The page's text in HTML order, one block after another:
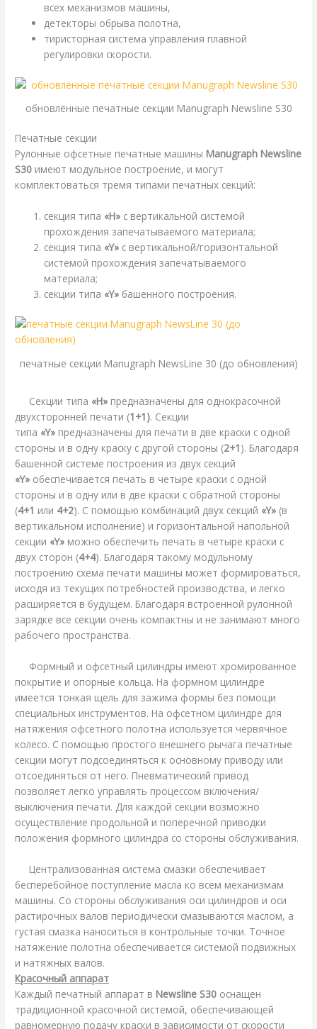
всех механизмов машины,
детекторы обрыва полотна,
тиристорная система управления плавной
регулировки скорости.
обновлённые печатные секции Manugraph Newsline S30
Печатные секции
Рулонные офсетные печатные машины Manugraph Newsline
S30 имеют модульное построение, и могут
комплектоваться тремя типами печатных секций:
секция типа «H» с вертикальной системой
прохождения запечатываемого материала;
секция типа «Y» с вертикальной/горизонтальной
системой прохождения запечатываемого
материала;
секции типа «Y» башенного построения.
печатные секции Manugraph NewsLine 30 (до обновления)
Секции типа «H» предназначены для однокрасочной
двухсторонней печати (1+1). Секции
типа «Y» предназначены для печати в две краски с одной
стороны и в одну краску с другой стороны (2+1). Благодаря
башенной системе построения из двух секций
«Y» обеспечивается печать в четыре краски с одной
стороны и в одну или в две краски с обратной стороны
(4+1 или 4+2). С помощью комбинаций двух секций «Y» (в
вертикальном исполнение) и горизонтальной напольной
секции «Y» можно обеспечить печать в четыре краски с
двух сторон (4+4). Благодаря такому модульному
построению схема печати машины может формироваться,
исходя из текущих потребностей производства, и легко
расширяется в будущем. Благодаря встроенной рулонной
зарядке все секции очень компактны и не занимают много
рабочего пространства.
Формный и офсетный цилиндры имеют хромированное
покрытие и опорные кольца. На формном цилиндре
имеется тонкая щель для зажима формы без помощи
специальных инструментов. На офсетном цилиндре для
натяжения офсетного полотна используется червячное
колесо. С помощью простого внешнего рычага печатные
секции могут подсоединяться к основному приводу или
отсоединяться от него. Пневматический привод
позволяет легко управлять процессом включения/
выключения печати. Для каждой секции возможно
осуществление продольной и поперечной приводки
положения формного цилиндра со стороны обслуживания.
Централизованная система смазки обеспечивает
бесперебойное поступление масла ко всем механизмам
машины. Со стороны обслуживания оси цилиндров и оси
растирочных валов периодически смазываются маслом, а
густая смазка наноситься в контрольные точки. Точное
натяжение полотна обеспечивается системой подвижных
и натяжных валов.
Красочный аппарат
Каждый печатный аппарат в Newsline S30 оснащен
традиционной красочной системой, обеспечивающей
равномерную подачу краски в зависимости от скорости